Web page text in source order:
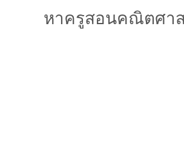
หาครูสอนคณิตศา